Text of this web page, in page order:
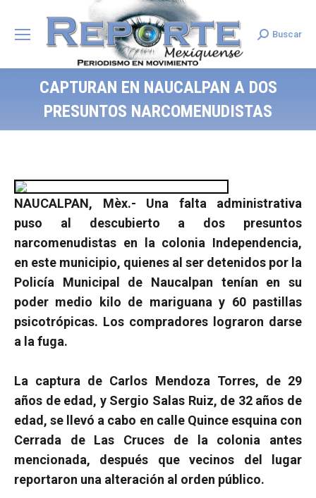
Search:
Buscar
CAPTURAN EN NAUCALPAN A DOS
PRESUNTOS NARCOMENUDISTAS
NAUCALPAN, Mèx.- Una falta administrativa
puso al descubierto a dos presuntos
narcomenudistas en la colonia Independencia,
en este municipio, quienes al ser detenidos por la
Policía Municipal de Naucalpan tenían en su
poder medio kilo de mariguana y 60 pastillas
psicotrópicas. Los compradores lograron darse
a la fuga.
La captura de Carlos Mendoza Torres, de 29
años de edad, y Sergio Salas Ruiz, de 32 años de
edad, se llevó a cabo en calle Quince esquina con
Cerrada de Las Cruces de la colonia antes
mencionada, después que vecinos del lugar
reportaron una alteración al orden público.